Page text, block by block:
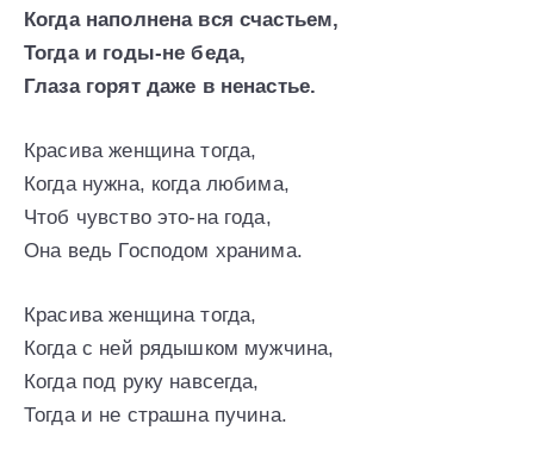
Когда наполнена вся счастьем,
Тогда и годы-не беда,
Глаза горят даже в ненастье.
Красива женщина тогда,
Когда нужна, когда любима,
Чтоб чувство это-на года,
Она ведь Господом хранима.
Красива женщина тогда,
Когда с ней рядышком мужчина,
Когда под руку навсегда,
Тогда и не страшна пучина.